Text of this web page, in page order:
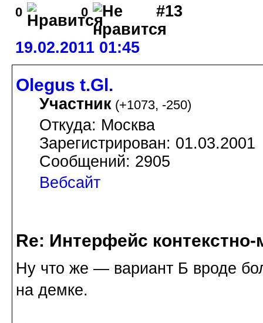
0 0 #13
19.02.2011 01:45
Olegus t.Gl.
Участник (+1073, -250)
Откуда: Москва
Зарегистрирован: 01.03.2001
Сообщений: 2905
Вебсайт
Re: Интерфейс
Ну что же — вариант Б вроде
на демке.